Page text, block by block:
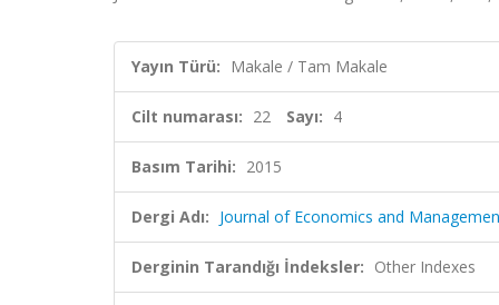
Yayın Türü: Makale / Tam Makale
Cilt numarası: 22 Sayı: 4
Basım Tarihi: 2015
Dergi Adı: Journal of Economics and
Derginin Tarandığı İndeksler: Other Indexes